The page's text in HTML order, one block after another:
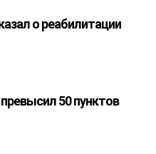
о реабилитации
50 пунктов